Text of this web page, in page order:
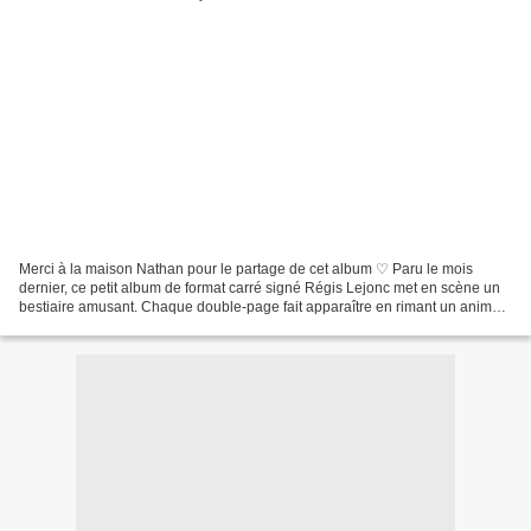
Merci à la maison Nathan pour le partage de cet album ♡ Paru le mois
dernier, ce petit album de format carré signé Régis Lejonc met en scène un
bestiaire amusant. Chaque double-page fait apparaître en rimant un animal